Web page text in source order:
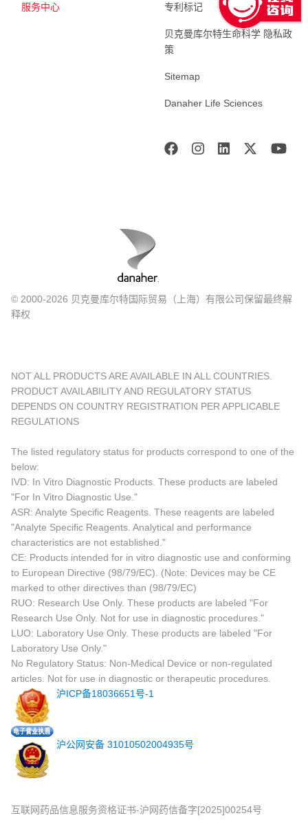
服务中心 专利标记
贝克曼库尔特生命科学 隐私政
策
Sitemap
Danaher Life Sciences
© 2000-2026 贝克曼库尔特国际贸易（上海）有限公司保留最终解
释权
NOT ALL PRODUCTS ARE AVAILABLE IN ALL COUNTRIES.
PRODUCT AVAILABILITY AND REGULATORY STATUS
DEPENDS ON COUNTRY REGISTRATION PER APPLICABLE
REGULATIONS
The listed regulatory status for products correspond to one of the
below:
IVD: In Vitro Diagnostic Products. These products are labeled
"For In Vitro Diagnostic Use."
ASR: Analyte Specific Reagents. These reagents are labeled
"Analyte Specific Reagents. Analytical and performance
characteristics are not established."
CE: Products intended for in vitro diagnostic use and conforming
to European Directive (98/79/EC). (Note: Devices may be CE
marked to other directives than (98/79/EC)
RUO: Research Use Only. These products are labeled "For
Research Use Only. Not for use in diagnostic procedures."
LUO: Laboratory Use Only. These products are labeled "For
Laboratory Use Only."
No Regulatory Status: Non-Medical Device or non-regulated
articles. Not for use in diagnostic or therapeutic procedures.
沪ICP备18036651号-1
沪公网安备 31010502004935号
互联网药品信息服务资格证书-沪网药信备字[2025]00254号